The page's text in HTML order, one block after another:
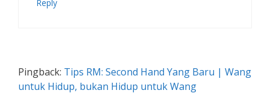
Reply
Pingback: Tips RM: Second Hand Yang Baru | Wang
untuk Hidup, bukan Hidup untuk Wang